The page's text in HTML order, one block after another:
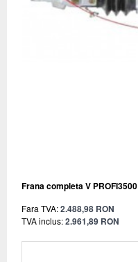
Frana completa V PROFI3500
Fara TVA:2.488,98 RON
TVA inclus:2.961,89 RON